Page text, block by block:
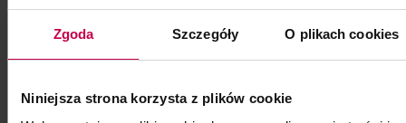
Zgoda Szczegóły O plikach cookies
Niniejsza strona korzysta z plików cookie
19, - zł
do koszyka